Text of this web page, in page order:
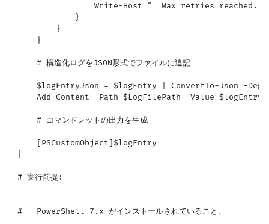
Write-Host "  Max retries reached.
            }
        }
    }
    # 構造化ログをJSON形式でファイルに追記
$logEntryJson = $logEntry | ConvertTo-Json -
Add-Content -Path $LogFilePath -Value
    # コマンドレットの出力を生成
    [PSCustomObject]$logEntry
}
# 実行前提:
# - PowerShell 7.x がインストールされていること。